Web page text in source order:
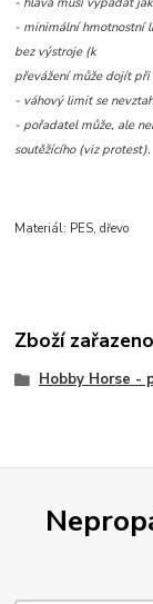
- minimální hmotnostní
bez výstroje (k
převážení může dojít
- váhový limit se
- pořadatel může, ale
soutěžícího (viz protest).
Materiál: PES, dřevo
Zboží
Hobby Horse -